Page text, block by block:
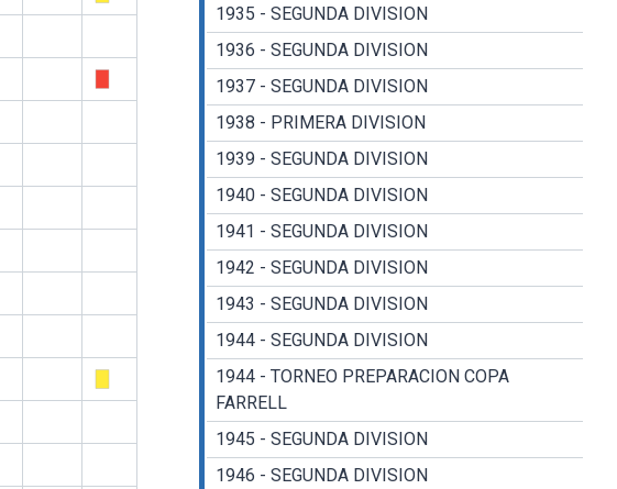
1935 - SEGUNDA DIVISION
1936 - SEGUNDA DIVISION
1937 - SEGUNDA DIVISION
1938 - PRIMERA DIVISION
1939 - SEGUNDA DIVISION
1940 - SEGUNDA DIVISION
1941 - SEGUNDA DIVISION
1942 - SEGUNDA DIVISION
1943 - SEGUNDA DIVISION
1944 - SEGUNDA DIVISION
1944 - TORNEO PREPARACION COPA
FARRELL
1945 - SEGUNDA DIVISION
1946 - SEGUNDA DIVISION